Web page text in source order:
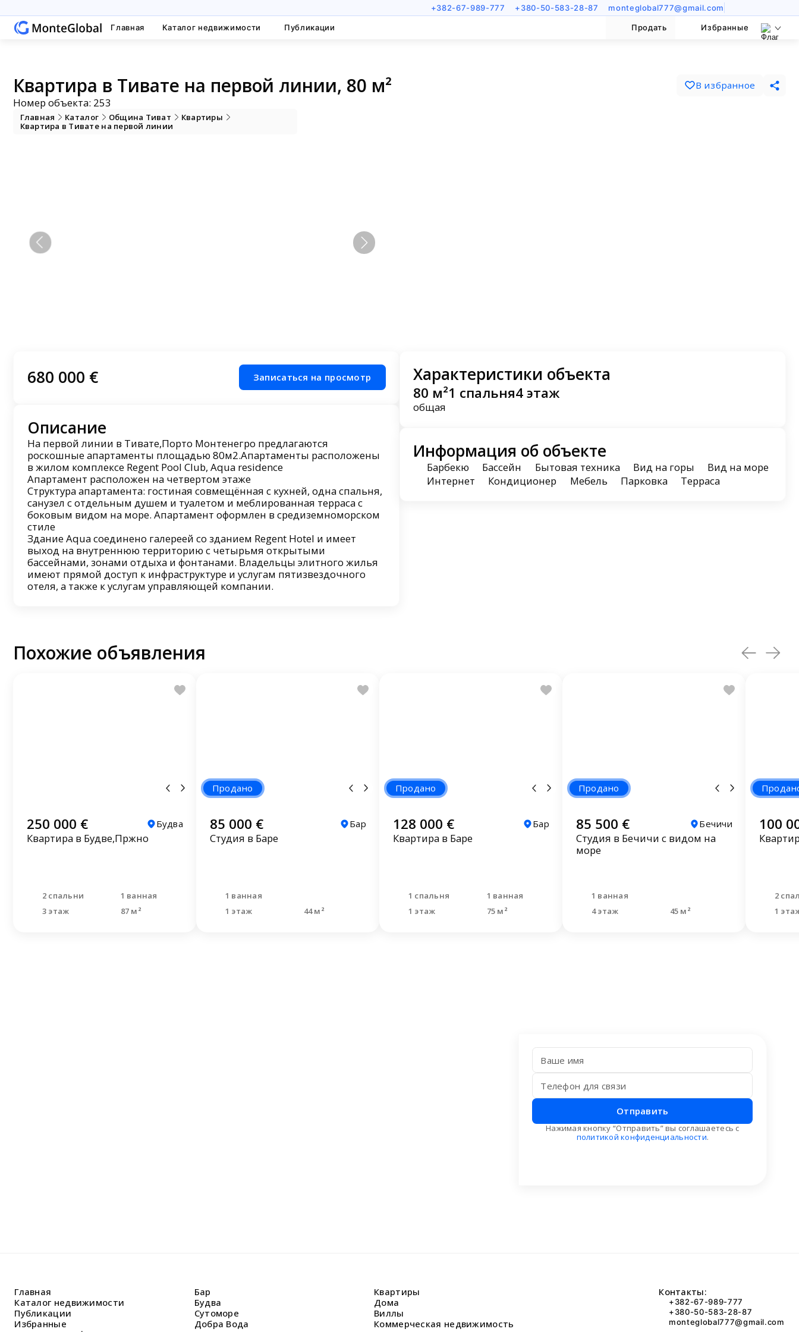
+382-67-989-777 +380-50-583-28-87 monteglobal777@gmail.com
Главная Каталог недвижимости Публикации Продать Избранные
Квартира в Тивате на первой линии, 80 м²
Номер объекта: 253
В избранное
Главная Каталог Община Тиват
Квартиры
Квартира в Тивате на первой линии
680 000 € Записаться на просмотр
Описание
На первой линии в Тивате,Порто Монтенегро предлагаются
роскошные апартаменты площадью 80м2.Апартаменты расположены
в жилом комплексе Regent Pool Club, Aqua residence
Апартамент расположен на четвертом этаже
Структура апартамента: гостиная совмещённая с кухней, одна спальня,
санузел с отдельным душем и туалетом и меблированная терраса с
боковым видом на море. Апартамент оформлен в средиземноморском
стиле
Здание Aqua соединено галереей со зданием Regent Hotel и имеет
выход на внутреннюю территорию с четырьмя открытыми
бассейнами, зонами отдыха и фонтанами. Владельцы элитного жилья
имеют прямой доступ к инфраструктуре и услугам пятизвездочного
отеля, а также к услугам управляющей компании.
Характеристики объекта
80 м²
общая
1 спальня4 этаж
Информация об объекте
Барбекю Бассейн Бытовая техника Вид на горы
Вид на море
Интернет
Кондиционер Мебель Парковка Терраса
Похожие объявления
250 000 € Будва
Квартира в Будве,Пржно
2 спальни
1 ванная
3 этаж
87 м²
Продано
85 000 € Бар
Студия в Баре
1 ванная
1 этаж
44 м²
Продано
128 000 € Бар
Квартира в Баре
1 спальня
1 ванная
1 этаж
75 м²
Продано
85 500 € Бечичи
Студия в Бечичи с видом на
море
1 ванная
4 этаж
45 м²
100
2
1
Отправить
Нажимая кнопку “Отправить” вы соглашаетесь с
политикой конфиденциальности.
Главная
Каталог недвижимости
Публикации
Избранные
Бар
Будва
Сутоморе
Добра Вода
Квартиры
Дома
Виллы
Коммерческая недвижимость
Контакты:
+382-67-989-777
+380-50-583-28-87
monteglobal777@gmail.com